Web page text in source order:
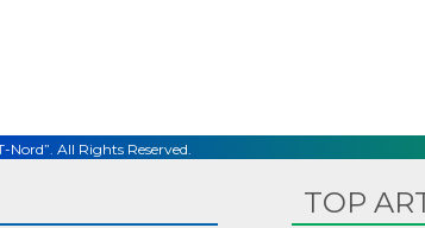
All Rights Reserved.
TOP